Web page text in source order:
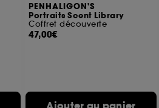
PENHALIGON'S
Portraits Scent Library
Coffret découverte
47,00€